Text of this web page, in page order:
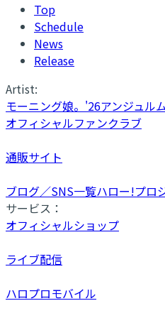
Top
Schedule
News
Release
Artist:
モーニング娘。'26アンジュル
オフィシャルファンクラブ
通販サイト
ブログ／SNS一覧ハロー!プロ
サービス：
オフィシャルショップ
ライブ配信
ハロプロモバイル